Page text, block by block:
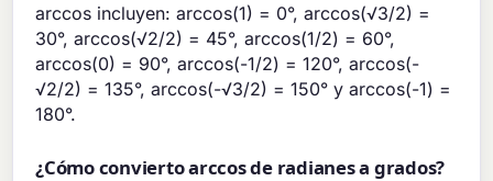
arccos incluyen: arccos(1) = 0°, arccos(√3/2) =
30°, arccos(√2/2) = 45°, arccos(1/2) = 60°,
arccos(0) = 90°, arccos(-1/2) = 120°, arccos(-
√2/2) = 135°, arccos(-√3/2) = 150° y arccos(-1) =
180°.
¿Cómo convierto arccos de radianes a grados?